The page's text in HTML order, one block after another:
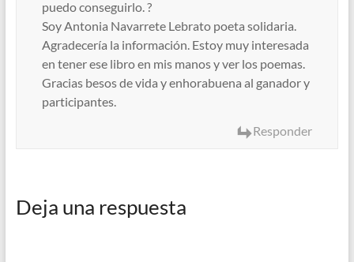
puedo conseguirlo. ?
Soy Antonia Navarrete Lebrato poeta solidaria.
Agradecería la información. Estoy muy interesada
en tener ese libro en mis manos y ver los poemas.
Gracias besos de vida y enhorabuena al ganador y
participantes.
Responder
Deja una respuesta